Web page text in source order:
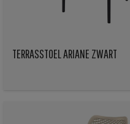
TERRASSTOEL ARIANE ZWART